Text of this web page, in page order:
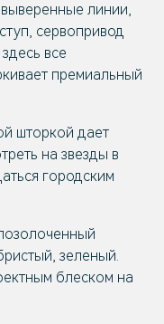
линии,
сервопривод
все
премиальный
шторкой дает
на звезды в
городским
зеленый.
блеском на